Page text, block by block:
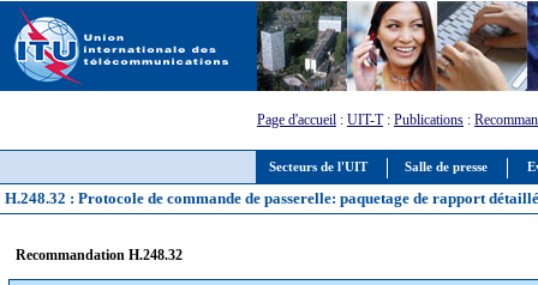
Secteurs de l'UIT Salle de presse
Page d'accueil : UIT-T: Publications :
H.248.32 : Protocole de commande de passerelle: paquetage de rapport
Recommandation H.248.32